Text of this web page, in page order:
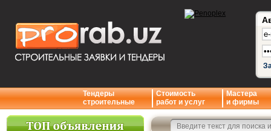
Тендеры
строительные
Стоимость
работ и услуг
Мастера
и фирмы